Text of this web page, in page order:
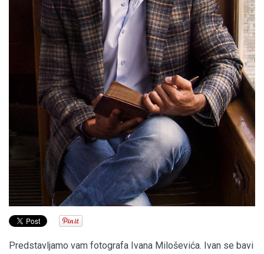
Predstavljamo vam fotografa Ivana Miloševića. Ivan se bavi